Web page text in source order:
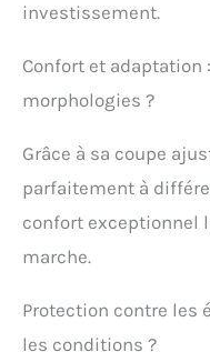
investissement.
Confort et
morphologies ?
Grâce à sa coupe
parfaitement à
confort exceptionnel
marche.
Protection contre les
les conditions ?